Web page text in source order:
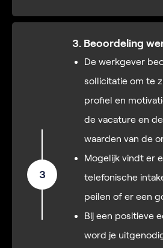
3
3. Beoordeling
De werkgever
sollicitatie om te
profiel en
de vacature en
waarden van de
Mogelijk vindt er
telefonische
peilen of er een
Bij een positieve
word je